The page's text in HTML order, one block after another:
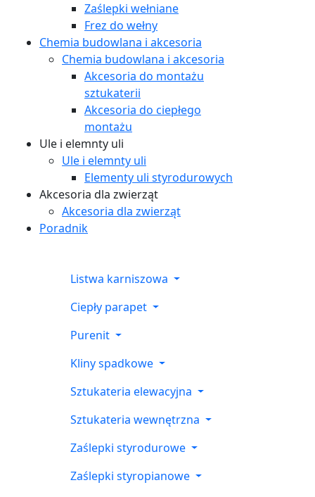
Zaślepki wełniane
Frez do wełny
Chemia budowlana i akcesoria
Chemia budowlana i akcesoria
Akcesoria do montażu
sztukaterii
Akcesoria do ciepłego
montażu
Ule i elemnty uli
Ule i elemnty uli
Elementy uli styrodurowych
Akcesoria dla zwierząt
Akcesoria dla zwierząt
Poradnik
Listwa karniszowa
Ciepły parapet
Purenit
Kliny spadkowe
Sztukateria elewacyjna
Sztukateria wewnętrzna
Zaślepki styrodurowe
Zaślepki styropianowe